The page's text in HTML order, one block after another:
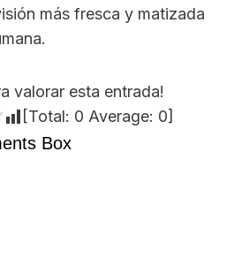
más fresca y matizada
valorar esta entrada!
[Total: 0 Average: 0]
Box